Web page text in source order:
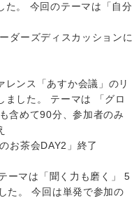
た。 今回のテーマは「自分
ーズディスカッションに
ンス「あすか会議」のリ
ました。 テーマは 「グロ
含めて90分、参加者のみ
お茶会DAY2」終了
マは「聞く力も磨く」 5
た。 今回は単発で参加の